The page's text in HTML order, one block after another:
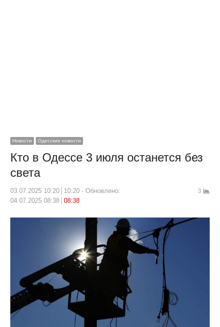
Новости Одесские новости
Кто в Одессе 3 июля останется без
света
03.07.2025 10:20 10:20
Обновлено:
04.07.2025 08:38
08:38
3